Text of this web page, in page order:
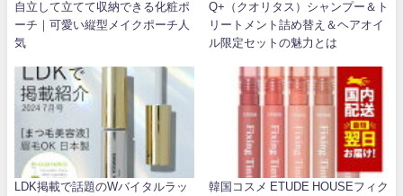
自立して立てて収納できる化粧ポ
ーチ｜可愛い縦型メイクポーチ人
気
Q+（クオリタス）シャンプー＆ト
リートメント詰め替え＆ヘアオイ
ル限定セットの魅力とは
LDK掲載で話題のWバイタルラッ 韓国コスメ ETUDE HOUSEフィク